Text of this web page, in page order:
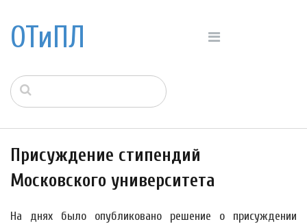
ОТиПЛ
Присуждение стипендий
Московского университета
На днях было опубликовано решение о присуждении